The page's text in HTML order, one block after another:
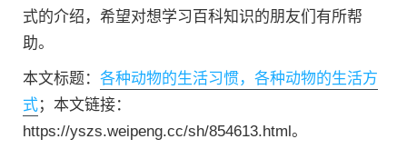
式的介绍，希望对想学习百科知识的朋友们有所帮
助。
本文标题： 各种动物的生活习惯，各种动物的生活方
式；本文链接：
https://yszs.weipeng.cc/sh/854613.html。